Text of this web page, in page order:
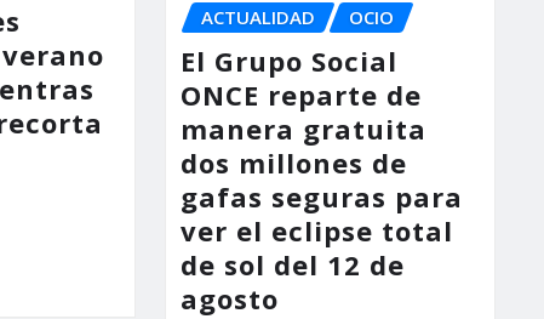
ACTUALIDAD OCIO
El Grupo Social
ONCE reparte de
manera gratuita
dos millones de
gafas seguras para
ver el eclipse total
de sol del 12 de
agosto